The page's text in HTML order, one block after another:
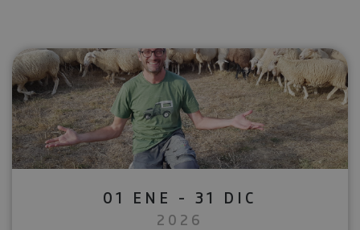
01 ENE - 31 DIC
2026